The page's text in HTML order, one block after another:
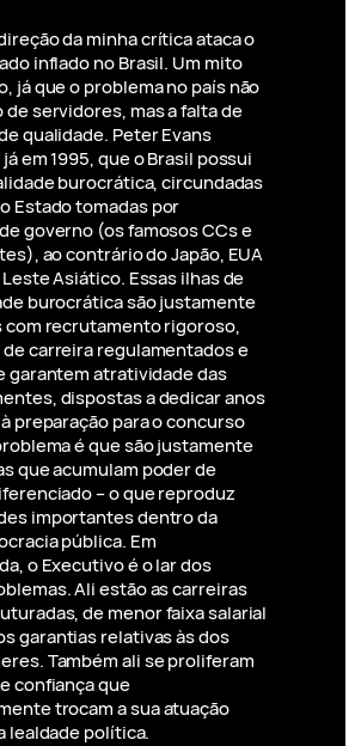
da minha crítica ataca o
inflado no Brasil. Um mito
já que o problema no país não
de servidores, mas a falta de
qualidade. Peter Evans
em 1995, que o Brasil possui
burocrática, circundadas
Estado tomadas por
governo (os famosos CCs e
ao contrário do Japão, EUA
Asiático. Essas ilhas de
burocrática são justamente
com recrutamento rigoroso,
carreira regulamentados e
garantem atratividade das
dispostas a dedicar anos
preparação para o concurso
é que são justamente
que acumulam poder de
– o que reproduz
importantes dentro da
pública. Em
o Executivo é o lar dos
Ali estão as carreiras
de menor faixa salarial
garantias relativas às dos
Também ali se proliferam
confiança que
trocam a sua atuação
lealdade política.